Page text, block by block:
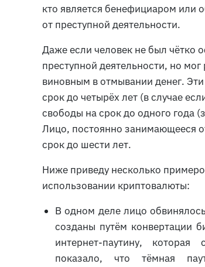
кто является бенефициаром или
от преступной деятельности.
Даже если человек не был чётко
преступной деятельности, но
виновным в отмывании денег.
срок до четырёх лет (в случае
свободы на срок до одного года
Лицо, постоянно занимающееся
срок до шести лет.
Ниже приведу несколько
использовании криптовалюты:
В одном деле лицо
созданы путём конвертации
интернет-паутину, которая
показало, что тёмная